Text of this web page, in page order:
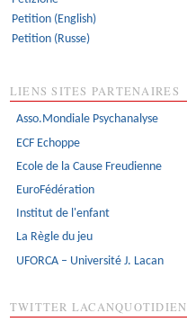
Petition (English)
Petition (Russe)
LIENS SITES PARTENAIRES
Asso.Mondiale Psychanalyse
ECF Echoppe
Ecole de la Cause Freudienne
EuroFédération
Institut de l'enfant
La Règle du jeu
UFORCA – Université J. Lacan
TWITTER LACANQUOTIDIEN